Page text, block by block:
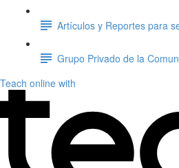
Artículos y Reportes para
Grupo Privado de la
Teach online with